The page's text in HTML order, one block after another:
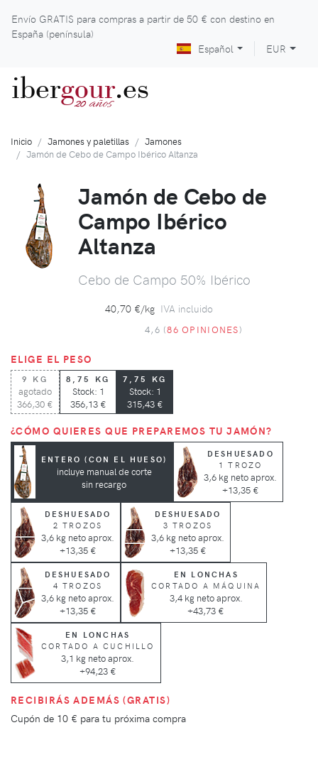
Envío GRATIS para compras a partir de 50 € con destino en
España (península)
Español
EUR
ibergour
20 años .es
Inicio Jamones y paletillas
Jamones
Jamón de Cebo de Campo Ibérico Altanza
Jamón de Cebo de
Campo Ibérico
Altanza
Cebo de Campo 50% Ibérico
40,70 €/kg IVA incluido
4,6 (86 OPINIONES)
ELIGE EL PESO
9 KG
agotado
366,30 €
8,75 KG
Stock: 1
356,13 €
7,75 KG
Stock: 1
315,43 €
¿CÓMO QUIERES QUE PREPAREMOS TU JAMÓN?
ENTERO (CON EL HUESO)
incluye manual de corte
sin recargo
DESHUESADO
1 TROZO
3,6 kg neto aprox.
+13,35 €
DESHUESADO
2 TROZOS
3,6 kg neto aprox.
+13,35 €
DESHUESADO
3 TROZOS
3,6 kg neto aprox.
+13,35 €
DESHUESADO
4 TROZOS
3,6 kg neto aprox.
+13,35 €
EN LONCHAS
CORTADO A MÁQUINA
3,4 kg neto aprox.
+43,73 €
EN LONCHAS
CORTADO A CUCHILLO
3,1 kg neto aprox.
+94,23 €
RECIBIRÁS ADEMÁS (GRATIS)
Cupón de 10 € para tu próxima compra